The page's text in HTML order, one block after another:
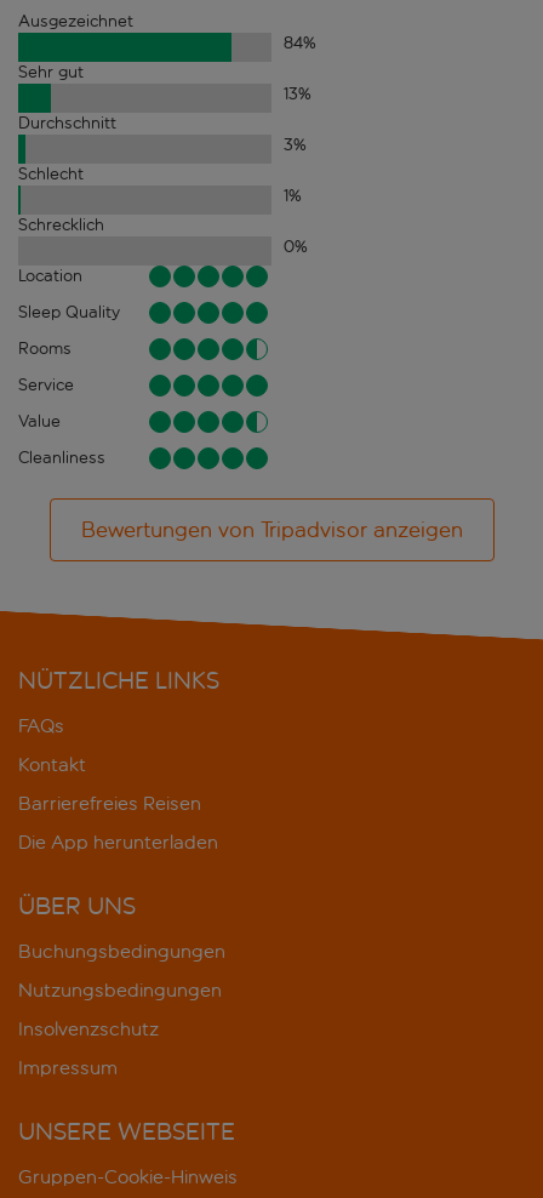
Ausgezeichnet
84%
Sehr gut
13%
Durchschnitt
3%
Schlecht
1%
Schrecklich
0%
Location
Sleep Quality
Rooms
Service
Value
Cleanliness
Bewertungen von Tripadvisor anzeigen
NÜTZLICHE LINKS
FAQs
Kontakt
Barrierefreies Reisen
Die App herunterladen
ÜBER UNS
Buchungsbedingungen
Nutzungsbedingungen
Insolvenzschutz
Impressum
UNSERE WEBSEITE
Gruppen-Cookie-Hinweis